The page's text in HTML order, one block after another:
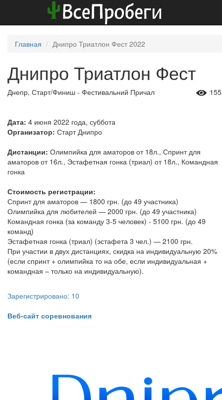
Главная Днипро Триатлон Фест 2022
Днипро Триатлон Фест
Днепр, Старт/Финиш - Фестивальний Причал
Дата: 4 июня 2022 года, суббота
Организатор: Старт Днипро
Дистанции: Олимпийка для аматоров от 18л., Спринт для
аматоров от 16л., Эстафетная гонка (триал) от 18л., Командная
гонка
Стоимость регистрации:
Спринт для аматоров — 1800 грн. (до 49 участника)
Олимпийка для любителей — 2000 грн. (до 49 участника)
Командная гонка (за команду 3-5 человек) - 5100 грн. (до 49
команд)
Эстафетная гонка (триал) (эстафета 3 чел.) — 2100 грн.
При участии в двух дистанциях, скидка на индивидуальную 20%
(если спринт + олимпийка то на обе, если индивидуальная +
командная – только на индивидуальную).
Зарегистрировано: 10
​​​​​​​Веб-сайт соревнования